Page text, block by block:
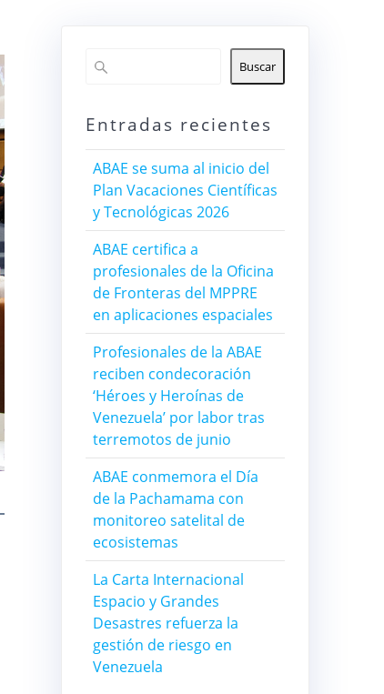
Buscar
Entradas recientes
ABAE se suma al inicio del
Plan Vacaciones Científicas
y Tecnológicas 2026
ABAE certifica a
profesionales de la Oficina
de Fronteras del MPPRE
en aplicaciones espaciales
Profesionales de la ABAE
reciben condecoración
‘Héroes y Heroínas de
Venezuela’ por labor tras
terremotos de junio
ABAE conmemora el Día
de la Pachamama con
monitoreo satelital de
ecosistemas
La Carta Internacional
Espacio y Grandes
Desastres refuerza la
gestión de riesgo en
Venezuela